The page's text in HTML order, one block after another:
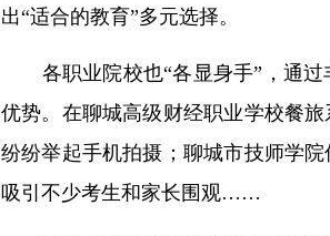
出“适合的教育”多元选择。
各职业院校也“各显身手”，通过
优势。在聊城高级财经职业学校餐
纷纷举起手机拍摄；聊城市技师学
吸引不少考生和家长围观……